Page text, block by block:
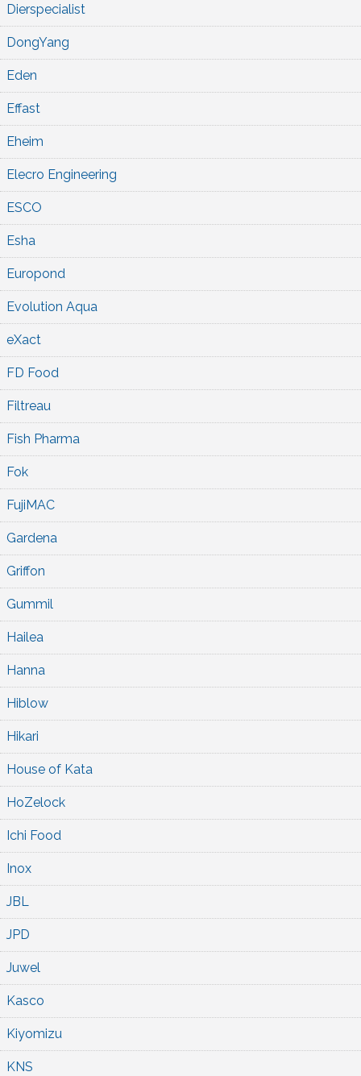
Dierspecialist
DongYang
Eden
Effast
Eheim
Elecro Engineering
ESCO
Esha
Europond
Evolution Aqua
eXact
FD Food
Filtreau
Fish Pharma
Fok
FujiMAC
Gardena
Griffon
Gummil
Hailea
Hanna
Hiblow
Hikari
House of Kata
HoZelock
Ichi Food
Inox
JBL
JPD
Juwel
Kasco
Kiyomizu
KNS